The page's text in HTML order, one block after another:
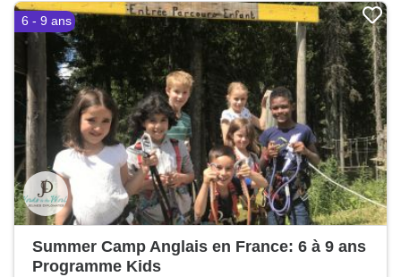
6 - 9 ans
Summer Camp Anglais en France: 6 à 9 ans
Programme Kids